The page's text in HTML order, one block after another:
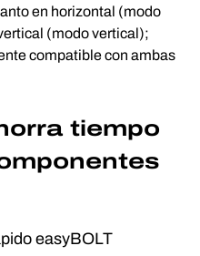
en horizontal (modo
(modo vertical);
compatible con ambas
tiempo
easyBOLT